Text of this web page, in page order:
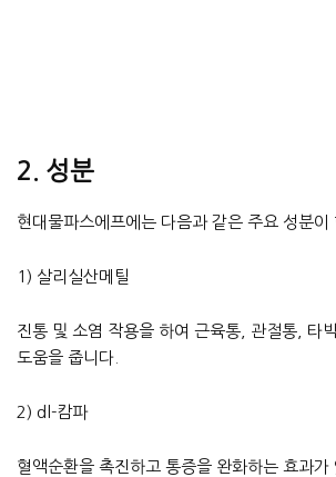
2. 성분
현대물파스에프에는 다음과 같은 주요 성분이
1) 살리실산메틸
진통 및 소염 작용을 하여 근육통, 관절통, 타
도움을 줍니다.
2) dl-캄파
혈액순환을 촉진하고 통증을 완화하는 효과